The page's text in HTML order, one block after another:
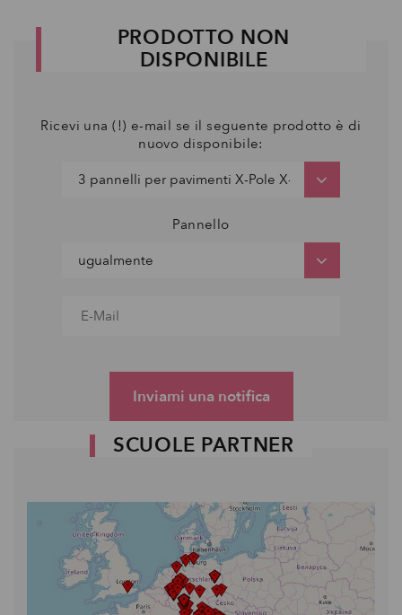
PRODOTTO NON
DISPONIBILE
Ricevi una (!) e-mail se il seguente prodotto è di
nuovo disponibile:
Pannello
Inviami una notifica
SCUOLE PARTNER